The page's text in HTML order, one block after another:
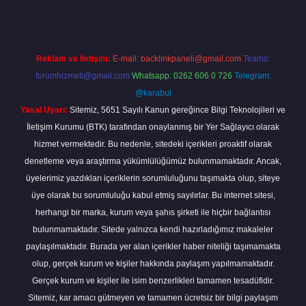
Reklam ve İletişim: E-mail: backlinkpaneli@gmail.com Teams:
forumhizmeti@gmail.com Whatsapp: 0262 606 0 726 Telegram:
@karabul
Yasal Uyarı: Sitemiz, 5651 Sayılı Kanun gereğince Bilgi Teknolojileri ve
İletişim Kurumu (BTK) tarafından onaylanmış bir Yer Sağlayıcı olarak
hizmet vermektedir. Bu nedenle, sitedeki içerikleri proaktif olarak
denetleme veya araştırma yükümlülüğümüz bulunmamaktadır. Ancak,
üyelerimiz yazdıkları içeriklerin sorumluluğunu taşımakta olup, siteye
üye olarak bu sorumluluğu kabul etmiş sayılırlar. Bu internet sitesi,
herhangi bir marka, kurum veya şahıs şirketi ile hiçbir bağlantısı
bulunmamaktadır. Sitede yalnızca kendi hazırladığımız makaleler
paylaşılmaktadır. Burada yer alan içerikler haber niteliği taşımamakta
olup, gerçek kurum ve kişiler hakkında paylaşım yapılmamaktadır.
Gerçek kurum ve kişiler ile isim benzerlikleri tamamen tesadüfidir.
Sitemiz, kar amacı gütmeyen ve tamamen ücretsiz bir bilgi paylaşım